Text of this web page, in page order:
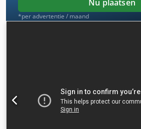
Nu plaatsen
*per advertentie / maand